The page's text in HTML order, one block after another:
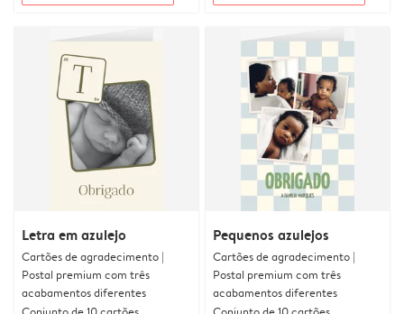
Letra em azulejo
Cartões de agradecimento |
Postal premium com três
acabamentos diferentes
Pequenos azulejos
Cartões de agradecimento |
Postal premium com três
acabamentos diferentes